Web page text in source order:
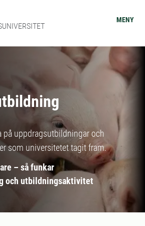
MENY
på uppdragsutbildningar och
som universitetet tagit fram.
– så funkar
och utbildningsaktivitet